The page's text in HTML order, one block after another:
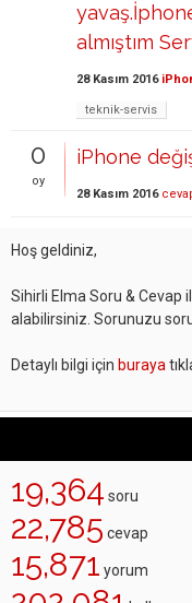
almıştım
28 Kasım 2016
teknik-servis
0
oy
iPhone
28 Kasım 2016
Hoş geldiniz,
Sihirli Elma Soru & Cevap
alabilirsiniz. Sorunuzu
Detaylı bilgi için buraya
19,364 soru
22,785 cevap
15,871 yorum